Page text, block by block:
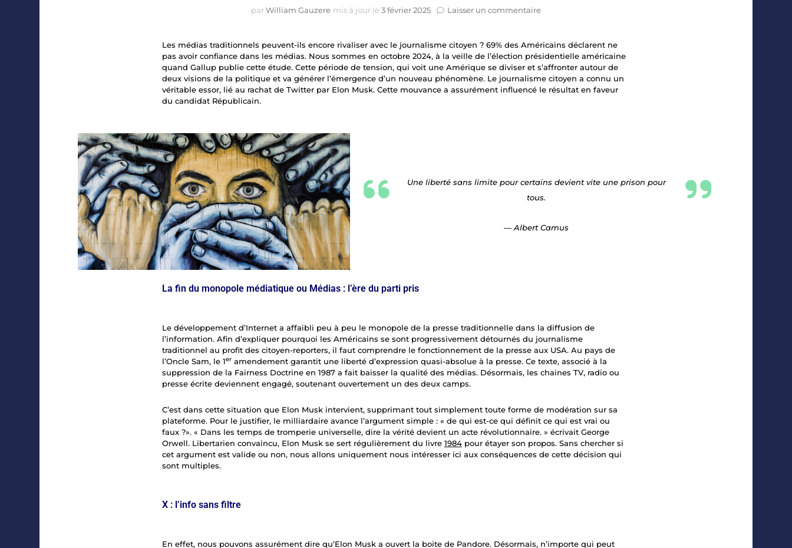
parWilliam Gauzere mis à jour le 3 février 2025 Laisser un commentaire
Les médias traditionnels peuvent-ils encore rivaliser avec le journalisme citoyen ? 69% des Américains déclarent ne
pas avoir confiance dans les médias. Nous sommes en octobre 2024, à la veille de l’élection présidentielle américaine
quand Gallup publie cette étude. Cette période de tension, qui voit une Amérique se diviser et s’affronter autour de
deux visions de la politique et va générer l’émergence d’un nouveau phénomène. Le journalisme citoyen a connu un
véritable essor, lié au rachat de Twitter par Elon Musk. Cette mouvance a assurément influencé le résultat en faveur
du candidat Républicain.
Une liberté sans limite pour certains devient vite une prison pour
tous.
—Albert Camus
La fin du monopole médiatique ou Médias : l’ère du parti pris
Le développement d’Internet a affaibli peu à peu le monopole de la presse traditionnelle dans la diffusion de
l’information. Afin d’expliquer pourquoi les Américains se sont progressivement détournés du journalisme
traditionnel au profit des citoyen-reporters, il faut comprendre le fonctionnement de la presse aux USA. Au pays de
l’Oncle Sam, le 1eramendement garantit une liberté d’expression quasi-absolue à la presse. Ce texte, associé à la
suppression de la Fairness Doctrine en 1987 a fait baisser la qualité des médias. Désormais, les chaines TV, radio ou
presse écrite deviennent engagé, soutenant ouvertement un des deux camps.
C’est dans cette situation que Elon Musk intervient, supprimant tout simplement toute forme de modération sur sa
plateforme. Pour le justifier, le milliardaire avance l’argument simple : « de qui est-ce qui définit ce qui est vrai ou
faux ?». « Dans les temps de tromperie universelle, dire la vérité devient un acte révolutionnaire. » écrivait George
Orwell. Libertarien convaincu, Elon Musk se sert régulièrement du livre 1984pour étayer son propos. Sans chercher si
cet argument est valide ou non, nous allons uniquement nous intéresser ici aux conséquences de cette décision qui
sont multiples.
X : l’info sans filtre
En effet, nous pouvons assurément dire qu’Elon Musk a ouvert la boite de Pandore. Désormais, n’importe qui peut